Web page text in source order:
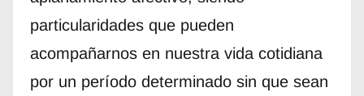
particularidades que pueden
acompañarnos en nuestra vida cotidiana
por un período determinado sin que sean